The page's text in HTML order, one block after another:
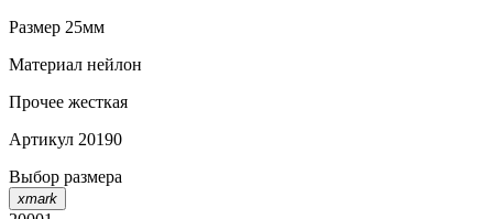
Размер 25мм
Материал нейлон
Прочее жесткая
Артикул 20190
Выбор размера
xmark